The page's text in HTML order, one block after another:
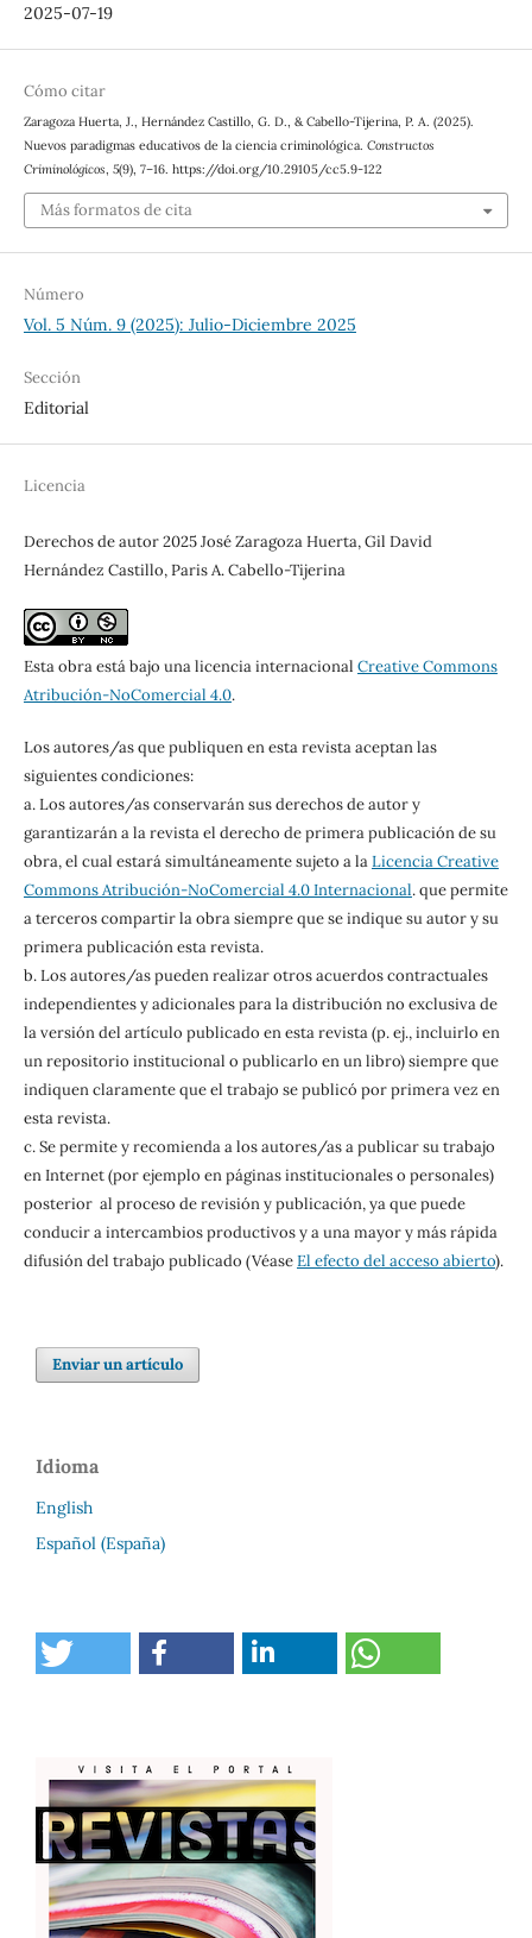
2025-07-19
Cómo citar
Zaragoza Huerta, J., Hernández Castillo, G. D., & Cabello-Tijerina, P. A. (2025).
Nuevos paradigmas educativos de la ciencia criminológica. Constructos
Criminológicos 5(9), 7–16. https://doi.org/10.29105/cc5.9-122
Más formatos de cita
Número
Vol. 5 Núm. 9 (2025): Julio-Diciembre 2025
Sección
Editorial
Licencia
Derechos de autor 2025 José Zaragoza Huerta, Gil David
Hernández Castillo, Paris A. Cabello-Tijerina
Esta obra está bajo una licencia internacional Creative Commons
Atribución-NoComercial 4.0.
Los autores/as que publiquen en esta revista aceptan las
siguientes condiciones:
a. Los autores/as conservarán sus derechos de autor y
garantizarán a la revista el derecho de primera publicación de su
obra, el cual estará simultáneamente sujeto a laLicencia Creative
Commons Atribución-NoComercial 4.0 Internacional. que permite
a terceros compartir la obra siempre que se indique su autor y su
primera publicación esta revista.
b. Los autores/as pueden realizar otros acuerdos contractuales
independientes y adicionales para la distribución no exclusiva de
la versión del artículo publicado en esta revista (p. ej., incluirlo en
un repositorio institucional o publicarlo en un libro) siempre que
indiquen claramente que el trabajo se publicó por primera vez en
esta revista.
c. Se permite y recomienda a los autores/as a publicar su trabajo
en Internet (por ejemplo en páginas institucionales o personales)
posterior al proceso de revisión y publicación, ya que puede
conducir a intercambios productivos y a una mayor y más rápida
difusión del trabajo publicado (VéaseEl efecto del acceso abierto).
Enviar un artículo
Idioma
English
Español (España)